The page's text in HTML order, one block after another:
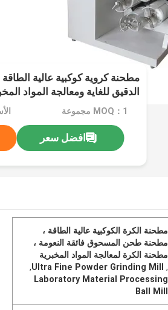
مطحنة كروية كوكبية عالية
الدقيق للغاية ومعالجة المواد
MOQ：1 مجموعة
افضل سعر
مطحنة الكرة الكوكبية عالية الطاقة ،
مطحنة طحن المسحوق فائقة النعومة ،
مطحنة الكرة لمعالجة المواد المخبرية
,
Ultra Fine Powder Grinding Mill
,
Laboratory Material Processing
Ball Mill